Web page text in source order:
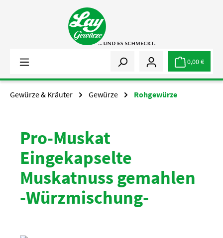
Zum Hauptinhalt springen
0,00 €
Gewürze & Kräuter Gewürze Rohgewürze
Pro-Muskat
Eingekapselte
Muskatnuss gemahlen
-Würzmischung-